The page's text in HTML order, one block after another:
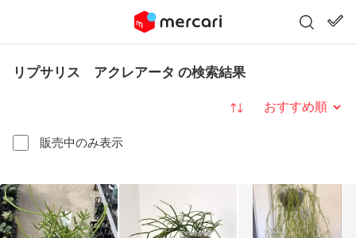
リプサリス アクレアータ の検索結果
販売中のみ表示
並び替え